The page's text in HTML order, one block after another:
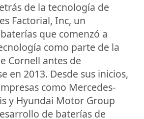
de la tecnología de
Factorial, Inc, un
que comenzó a
como parte de la
Cornell antes de
en 2013. Desde sus inicios,
como Mercedes-
y Hyundai Motor Group
de baterías de